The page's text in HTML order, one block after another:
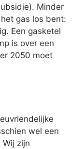
Minder
gas los bent:
Een gasketel
is over een
2050 moet
wel een
zijn